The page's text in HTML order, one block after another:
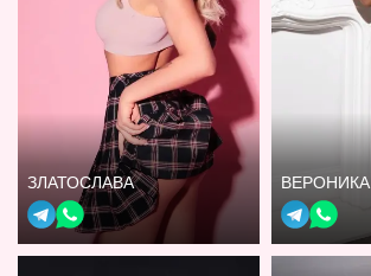
ЗЛАТОСЛАВА ВЕРОНИКА